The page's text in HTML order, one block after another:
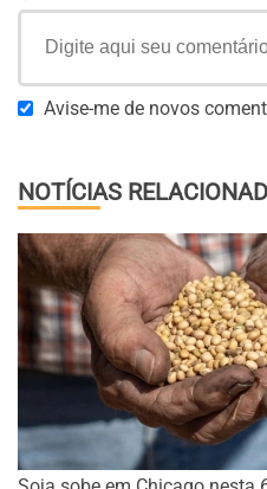
Avise-me de novos
NOTÍCIAS